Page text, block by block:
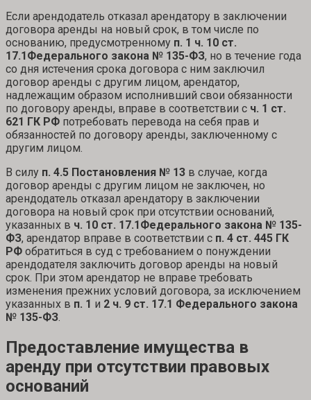
Если арендодатель отказал арендатору в заключении
договора аренды на новый срок, в том числе по
основанию, предусмотренному п. 1 ч. 10 ст.
17.1Федерального закона № 135-ФЗ, но в течение года
со дня истечения срока договора с ним заключил
договор аренды с другим лицом, арендатор,
надлежащим образом исполнивший свои обязанности
по договору аренды, вправе в соответствии с ч. 1 ст.
621 ГК РФ потребовать перевода на себя прав и
обязанностей по договору аренды, заключенному с
другим лицом.
В силу п. 4.5 Постановления № 13 в случае, когда
договор аренды с другим лицом не заключен, но
арендодатель отказал арендатору в заключении
договора на новый срок при отсутствии оснований,
указанных в ч. 10 ст. 17.1Федерального закона № 135-
ФЗ, арендатор вправе в соответствии с п. 4 ст. 445 ГК
РФ обратиться в суд с требованием о понуждении
арендодателя заключить договор аренды на новый
срок. При этом арендатор не вправе требовать
изменения прежних условий договора, за исключением
указанных в п. 1 и 2 ч. 9 ст. 17.1 Федерального закона
№ 135-ФЗ.
Предоставление имущества в
аренду при отсутствии правовых
оснований